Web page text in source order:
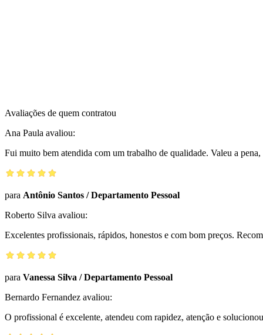
Avaliações de quem contratou
Ana Paula avaliou:
Fui muito bem atendida com um trabalho de qualidade. Valeu a
para Antônio Santos /Departamento Pessoal
Roberto Silva avaliou:
Excelentes profissionais, rápidos, honestos e com bom preços.
para Vanessa Silva /Departamento Pessoal
Bernardo Fernandez avaliou:
O profissional é excelente, atendeu com rapidez, atenção e